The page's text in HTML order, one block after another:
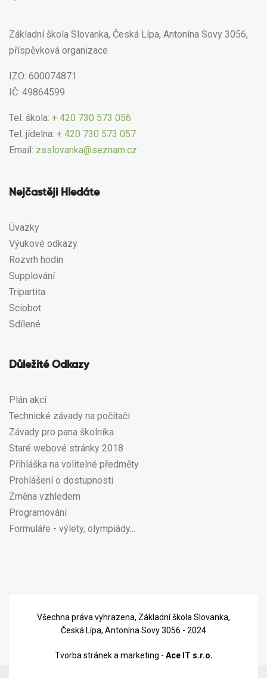
Základní škola Slovanka, Česká Lípa, Antonína Sovy 3056,
příspěvková organizace
IZO: 600074871
IČ: 49864599
Tel. škola: + 420 730 573 056
Tel. jídelna: + 420 730 573 057
Email: zsslovanka@seznam.cz
Nejčastěji Hledáte
Úvazky
Výukové odkazy
Rozvrh hodin
Supplování
Tripartita
Sciobot
Sdílené
Důležité Odkazy
Plán akcí
Technické závady na počítači
Závady pro pana školníka
Staré webové stránky 2018
Přihláška na volitelné předměty
Prohlášení o dostupnosti
Změna vzhledem
Programování
Formuláře - výlety, olympiády...
Všechna práva vyhrazena, Základní škola Slovanka,
Česká Lípa, Antonína Sovy 3056 - 2024
Tvorba stránek a marketing - Ace IT s.r.o.